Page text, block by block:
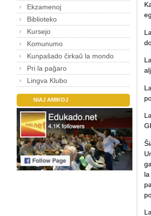
Ekzamenoj
Biblioteko
Kursejo
Komunumo
Kunpaŝado ĉirkaŭ la mondo
Pri la paĝaro
Lingva Klubo
NIAJ AMIKOJ
La